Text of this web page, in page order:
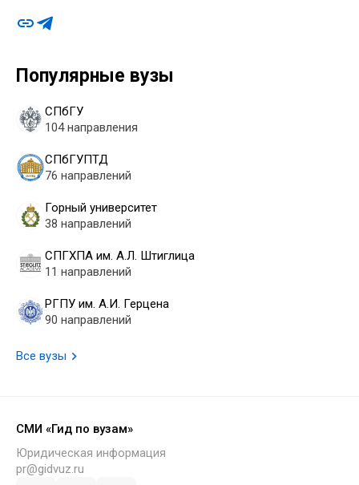
Популярные вузы
СПбГУ
104 направления
СПбГУПТД
76 направлений
Горный университет
38 направлений
СПГХПА им. А.Л. Штиглица
11 направлений
РГПУ им. А.И. Герцена
90 направлений
Все вузы
СМИ «Гид по вузам»
Юридическая информация
pr@gidvuz.ru